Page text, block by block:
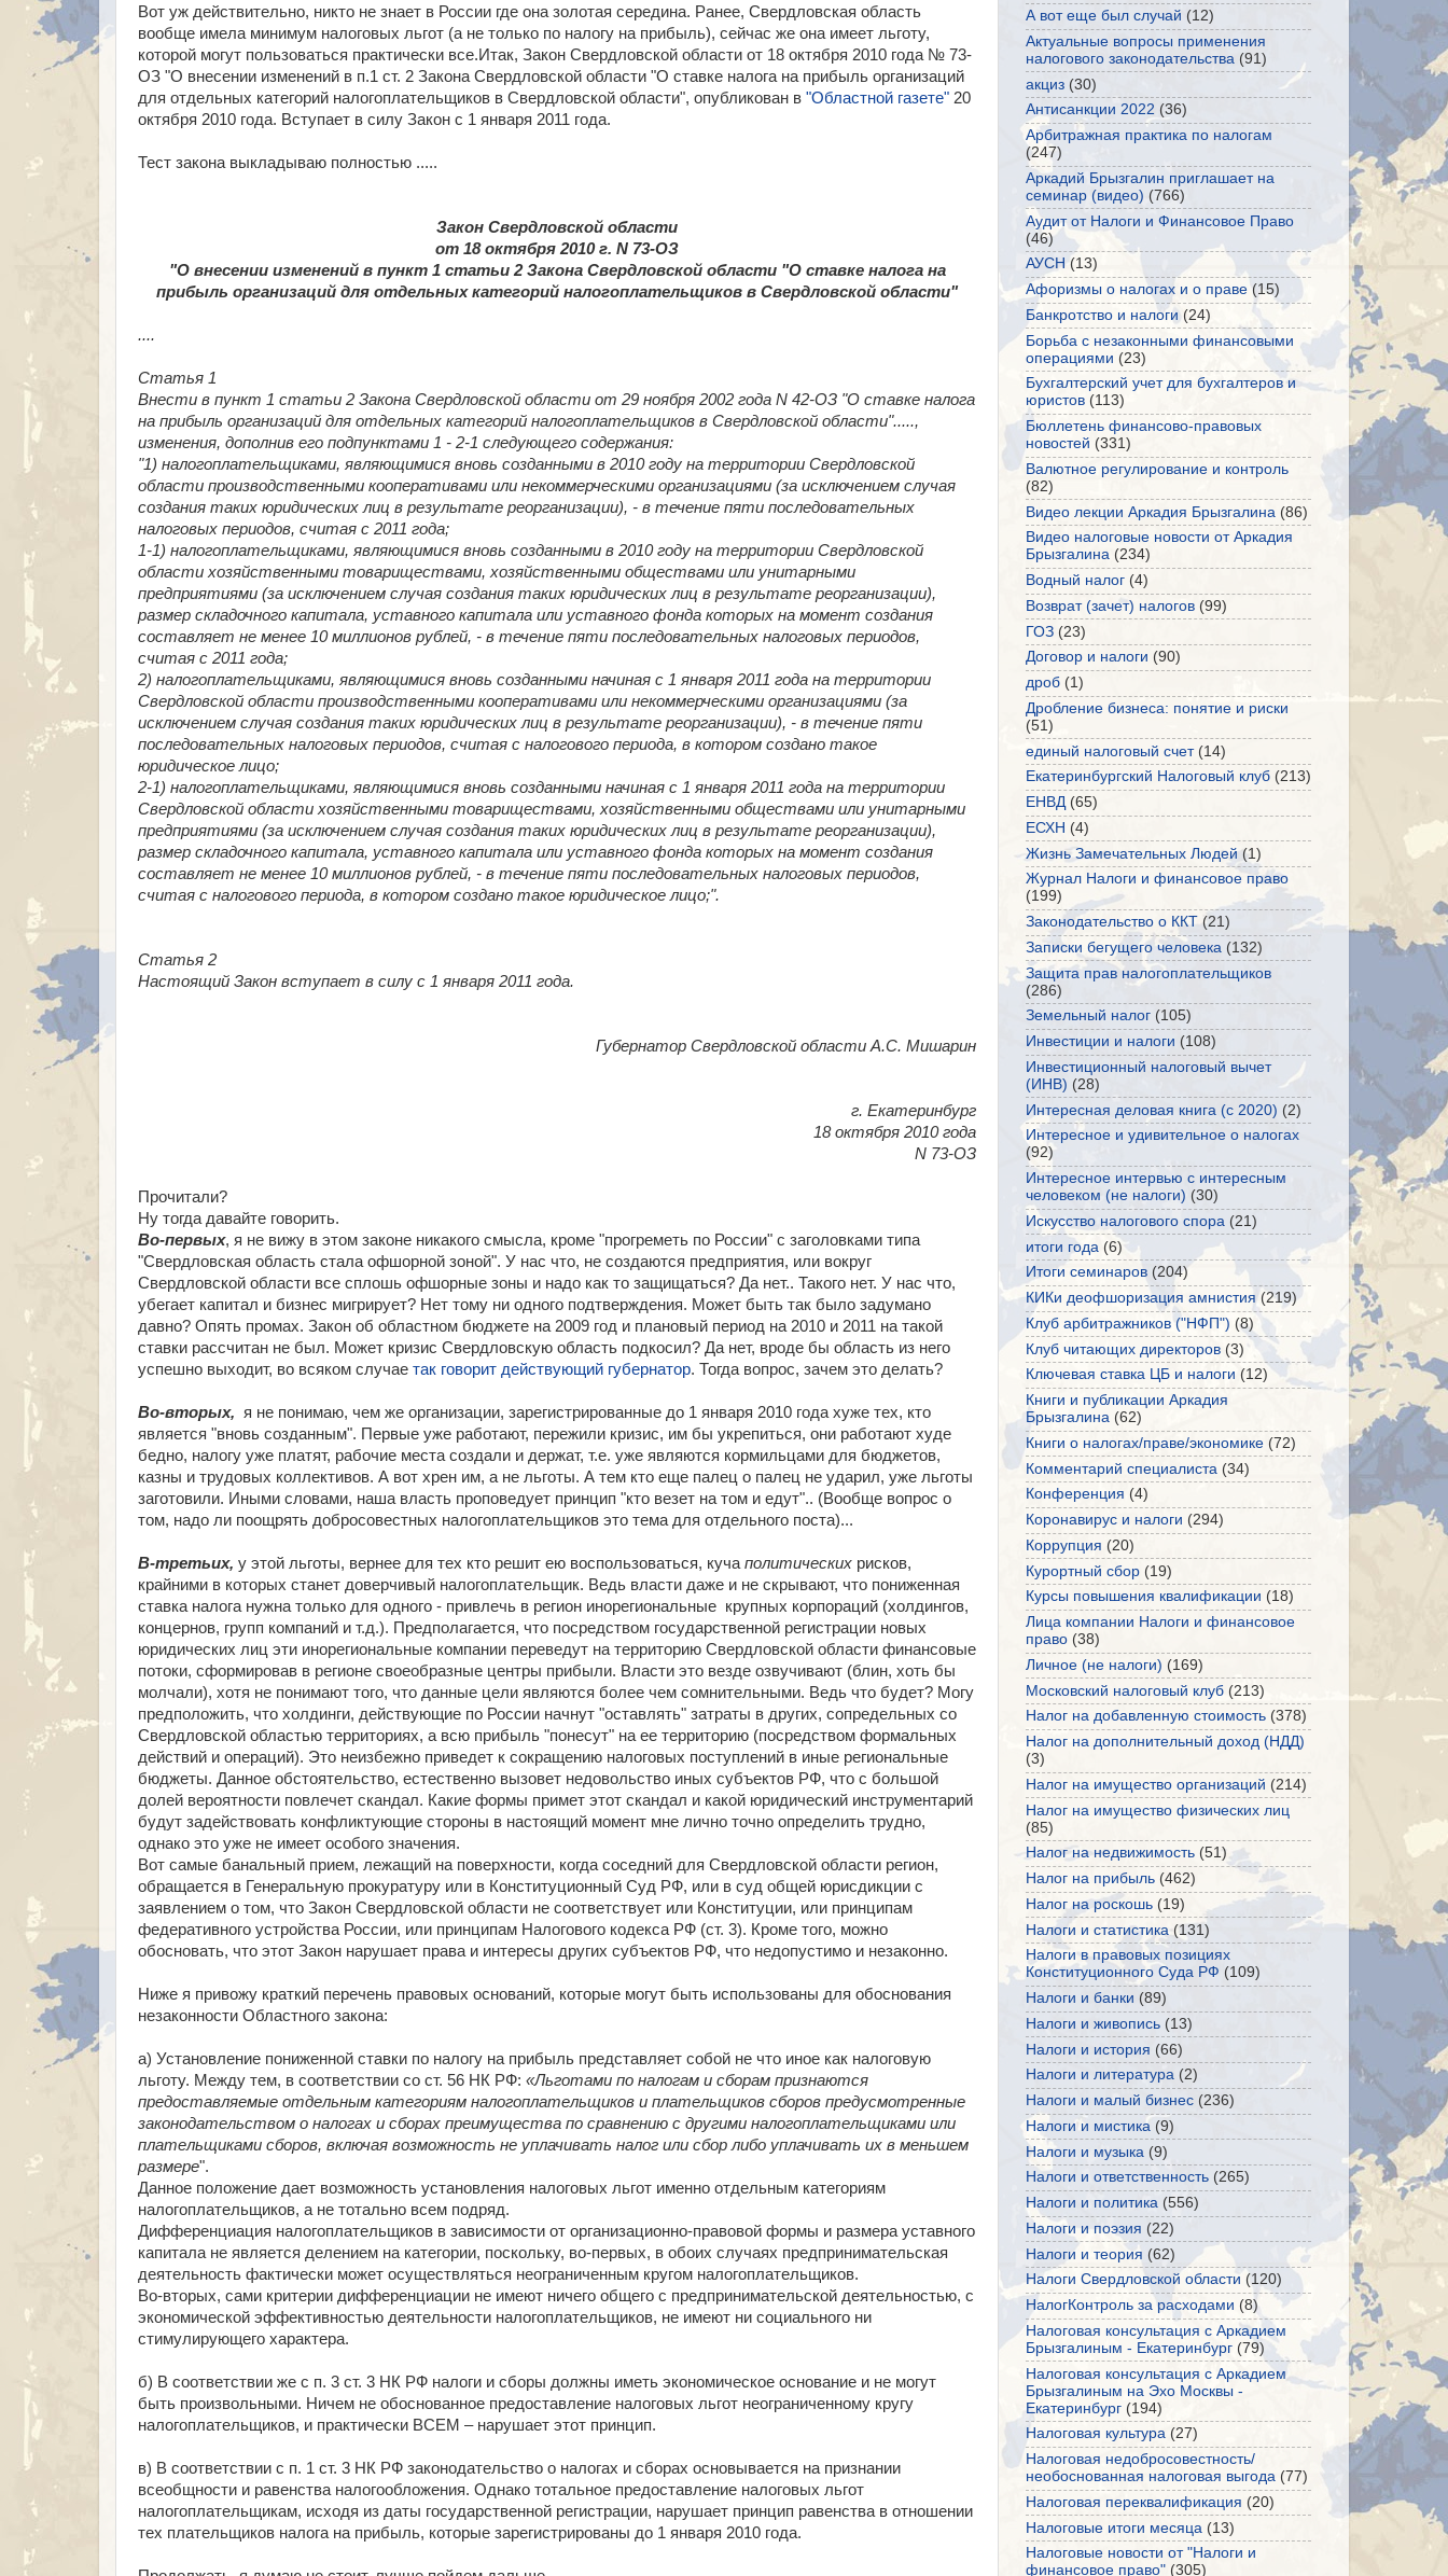
Вот уж действительно, никто не знает в России где она золотая середина. Ранее, Свердловская область
вообще имела минимум налоговых льгот (а не только по налогу на прибыль), сейчас же она имеет льготу,
которой могут пользоваться практически все.Итак, Закон Свердловской области от 18 октября 2010 года № 73-
ОЗ "О внесении изменений в п.1 ст. 2 Закона Свердловской области "О ставке налога на прибыль организаций
для отдельных категорий налогоплательщиков в Свердловской области", опубликован в "Областной газете" 20
октября 2010 года. Вступает в силу Закон с 1 января 2011 года.
Тест закона выкладываю полностью .....
Закон Свердловской области
от 18 октября 2010 г. N 73-ОЗ
"О внесении изменений в пункт 1 статьи 2 Закона Свердловской области "О ставке налога на
прибыль организаций для отдельных категорий налогоплательщиков в Свердловской области"
....
Статья 1
Внести в пункт 1 статьи 2 Закона Свердловской области от 29 ноября 2002 года N 42-ОЗ "О ставке налога
на прибыль организаций для отдельных категорий налогоплательщиков в Свердловской области".....,
изменения, дополнив его подпунктами 1 - 2-1 следующего содержания:
"1) налогоплательщиками, являющимися вновь созданными в 2010 году на территории Свердловской
области производственными кооперативами или некоммерческими организациями (за исключением случая
создания таких юридических лиц в результате реорганизации), - в течение пяти последовательных
налоговых периодов, считая с 2011 года;
1-1) налогоплательщиками, являющимися вновь созданными в 2010 году на территории Свердловской
области хозяйственными товариществами, хозяйственными обществами или унитарными
предприятиями (за исключением случая создания таких юридических лиц в результате реорганизации),
размер складочного капитала, уставного капитала или уставного фонда которых на момент создания
составляет не менее 10 миллионов рублей, - в течение пяти последовательных налоговых периодов,
считая с 2011 года;
2) налогоплательщиками, являющимися вновь созданными начиная с 1 января 2011 года на территории
Свердловской области производственными кооперативами или некоммерческими организациями (за
исключением случая создания таких юридических лиц в результате реорганизации), - в течение пяти
последовательных налоговых периодов, считая с налогового периода, в котором создано такое
юридическое лицо;
2-1) налогоплательщиками, являющимися вновь созданными начиная с 1 января 2011 года на территории
Свердловской области хозяйственными товариществами, хозяйственными обществами или унитарными
предприятиями (за исключением случая создания таких юридических лиц в результате реорганизации),
размер складочного капитала, уставного капитала или уставного фонда которых на момент создания
составляет не менее 10 миллионов рублей, - в течение пяти последовательных налоговых периодов,
считая с налогового периода, в котором создано такое юридическое лицо;".
Статья 2
Настоящий Закон вступает в силу с 1 января 2011 года.
Губернатор Свердловской области А.С. Мишарин
г. Екатеринбург
18 октября 2010 года
N 73-ОЗ
Прочитали?
Ну тогда давайте говорить.
Во-первых, я не вижу в этом законе никакого смысла, кроме "прогреметь по России" с заголовками типа
"Свердловская область стала офшорной зоной". У нас что, не создаются предприятия, или вокруг
Свердловской области все сплошь офшорные зоны и надо как то защищаться? Да нет.. Такого нет. У нас что,
убегает капитал и бизнес мигрирует? Нет тому ни одного подтверждения. Может быть так было задумано
давно? Опять промах. Закон об областном бюджете на 2009 год и плановый период на 2010 и 2011 на такой
ставки рассчитан не был. Может кризис Свердловскую область подкосил? Да нет, вроде бы область из него
успешно выходит, во всяком случае так говорит действующий губернатор. Тогда вопрос, зачем это делать?
Во-вторых, я не понимаю, чем же организации, зарегистрированные до 1 января 2010 года хуже тех, кто
является "вновь созданным". Первые уже работают, пережили кризис, им бы укрепиться, они работают худе
бедно, налогу уже платят, рабочие места создали и держат, т.е. уже являются кормильцами для бюджетов,
казны и трудовых коллективов. А вот хрен им, а не льготы. А тем кто еще палец о палец не ударил, уже льготы
заготовили. Иными словами, наша власть проповедует принцип "кто везет на том и едут".. (Вообще вопрос о
том, надо ли поощрять добросовестных налогоплательщиков это тема для отдельного поста)...
В-третьих, у этой льготы, вернее для тех кто решит ею воспользоваться, куча политических рисков,
крайними в которых станет доверчивый налогоплательщик. Ведь власти даже и не скрывают, что пониженная
ставка налога нужна только для одного - привлечь в регион инорегиональные крупных корпораций (холдингов,
концернов, групп компаний и т.д.). Предполагается, что посредством государственной регистрации новых
юридических лиц эти инорегиональные компании переведут на территорию Свердловской области финансовые
потоки, сформировав в регионе своеобразные центры прибыли. Власти это везде озвучивают (блин, хоть бы
молчали), хотя не понимают того, что данные цели являются более чем сомнительными. Ведь что будет? Могу
предположить, что холдинги, действующие по России начнут "оставлять" затраты в других, сопредельных со
Свердловской областью территориях, а всю прибыль "понесут" на ее территорию (посредством формальных
действий и операций). Это неизбежно приведет к сокращению налоговых поступлений в иные региональные
бюджеты. Данное обстоятельство, естественно вызовет недовольство иных субъектов РФ, что c большой
долей вероятности повлечет скандал. Какие формы примет этот скандал и какой юридический инструментарий
будут задействовать конфликтующие стороны в настоящий момент мне лично точно определить трудно,
однако это уже не имеет особого значения.
Вот самые банальный прием, лежащий на поверхности, когда соседний для Свердловской области регион,
обращается в Генеральную прокуратуру или в Конституционный Суд РФ, или в суд общей юрисдикции с
заявлением о том, что Закон Свердловской области не соответствует или Конституции, или принципам
федеративного устройства России, или принципам Налогового кодекса РФ (ст. 3). Кроме того, можно
обосновать, что этот Закон нарушает права и интересы других субъектов РФ, что недопустимо и незаконно.
Ниже я привожу краткий перечень правовых оснований, которые могут быть использованы для обоснования
незаконности Областного закона:
а) Установление пониженной ставки по налогу на прибыль представляет собой не что иное как налоговую
льготу. Между тем, в соответствии со ст. 56 НК РФ: «Льготами по налогам и сборам признаются
предоставляемые отдельным категориям налогоплательщиков и плательщиков сборов предусмотренные
законодательством о налогах и сборах преимущества по сравнению с другими налогоплательщиками или
плательщиками сборов, включая возможность не уплачивать налог или сбор либо уплачивать их в меньшем
размере".
Данное положение дает возможность установления налоговых льгот именно отдельным категориям
налогоплательщиков, а не тотально всем подряд.
Дифференциация налогоплательщиков в зависимости от организационно-правовой формы и размера уставного
капитала не является делением на категории, поскольку, во-первых, в обоих случаях предпринимательская
деятельность фактически может осуществляться неограниченным кругом налогоплательщиков.
Во-вторых, сами критерии дифференциации не имеют ничего общего с предпринимательской деятельностью, с
экономической эффективностью деятельности налогоплательщиков, не имеют ни социального ни
стимулирующего характера.
б) В соответствии же с п. 3 ст. 3 НК РФ налоги и сборы должны иметь экономическое основание и не могут
быть произвольными. Ничем не обоснованное предоставление налоговых льгот неограниченному кругу
налогоплательщиков, и практически ВСЕМ – нарушает этот принцип.
в) В соответствии с п. 1 ст. 3 НК РФ законодательство о налогах и сборах основывается на признании
всеобщности и равенства налогообложения. Однако тотальное предоставление налоговых льгот
налогоплательщикам, исходя из даты государственной регистрации, нарушает принцип равенства в отношении
тех плательщиков налога на прибыль, которые зарегистрированы до 1 января 2010 года.
А вот еще был случай (12)
Актуальные вопросы применения
налогового законодательства (91)
акциз (30)
Антисанкции 2022 (36)
Арбитражная практика по налогам
(247)
Аркадий Брызгалин приглашает на
семинар (видео) (766)
Аудит от Налоги и Финансовое Право
(46)
АУСН (13)
Афоризмы о налогах и о праве (15)
Банкротство и налоги (24)
Борьба с незаконными финансовыми
операциями (23)
Бухгалтерский учет для бухгалтеров и
юристов (113)
Бюллетень финансово-правовых
новостей (331)
Валютное регулирование и контроль
(82)
Видео лекции Аркадия Брызгалина (86)
Видео налоговые новости от Аркадия
Брызгалина (234)
Водный налог (4)
Возврат (зачет) налогов (99)
ГОЗ (23)
Договор и налоги (90)
дроб (1)
Дробление бизнеса: понятие и риски
(51)
единый налоговый счет (14)
Екатеринбургский Налоговый клуб (213)
ЕНВД (65)
ЕСХН (4)
Жизнь Замечательных Людей (1)
Журнал Налоги и финансовое право
(199)
Законодательство о ККТ (21)
Записки бегущего человека (132)
Защита прав налогоплательщиков
(286)
Земельный налог (105)
Инвестиции и налоги (108)
Инвестиционный налоговый вычет
(ИНВ) (28)
Интересная деловая книга (с 2020) (2)
Интересное и удивительное о налогах
(92)
Интересное интервью с интересным
человеком (не налоги) (30)
Искусство налогового спора (21)
итоги года (6)
Итоги семинаров (204)
КИКи деофшоризация амнистия (219)
Клуб арбитражников ("НФП") (8)
Клуб читающих директоров (3)
Ключевая ставка ЦБ и налоги (12)
Книги и публикации Аркадия
Брызгалина (62)
Книги о налогах/праве/экономике (72)
Комментарий специалиста (34)
Конференция (4)
Коронавирус и налоги (294)
Коррупция (20)
Курортный сбор (19)
Курсы повышения квалификации (18)
Лица компании Налоги и финансовое
право (38)
Личное (не налоги) (169)
Московский налоговый клуб (213)
Налог на добавленную стоимость (378)
Налог на дополнительный доход (НДД)
(3)
Налог на имущество организаций (214)
Налог на имущество физических лиц
(85)
Налог на недвижимость (51)
Налог на прибыль (462)
Налог на роскошь (19)
Налоги и статистика (131)
Налоги в правовых позициях
Конституционного Суда РФ (109)
Налоги и банки (89)
Налоги и живопись (13)
Налоги и история (66)
Налоги и литература (2)
Налоги и малый бизнес (236)
Налоги и мистика (9)
Налоги и музыка (9)
Налоги и ответственность (265)
Налоги и политика (556)
Налоги и поэзия (22)
Налоги и теория (62)
Налоги Свердловской области (120)
НалогКонтроль за расходами (8)
Налоговая консультация с Аркадием
Брызгалиным - Екатеринбург (79)
Налоговая консультация с Аркадием
Брызгалиным на Эхо Москвы -
Екатеринбург (194)
Налоговая культура (27)
Налоговая недобросовестность/
необоснованная налоговая выгода (77)
Налоговая переквалификация (20)
Налоговые итоги месяца (13)
Налоговые новости от "Налоги и
финансовое право" (305)